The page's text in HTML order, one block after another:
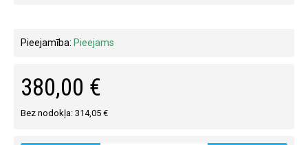
Pieejamība: Pieejams
380,00 €
Bez nodokļa: 314,05 €